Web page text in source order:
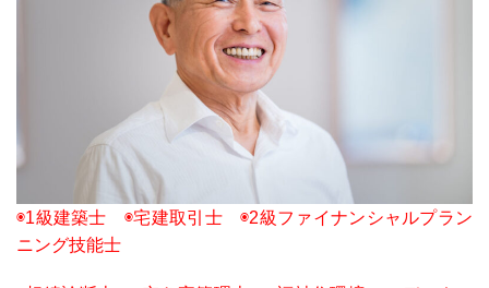
◉1級建築士 ◉宅建取引士 ◉2級ファイナンシャルプラン
ニング技能士